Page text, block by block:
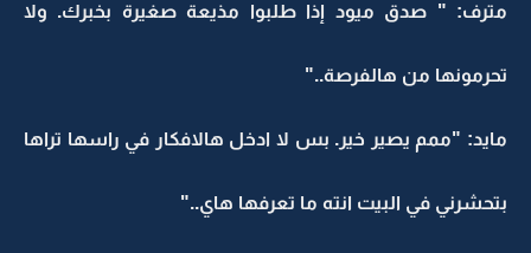
مترف: " صدق ميود إذا طلبوا مذيعة صغيرة بخبرك. ولا
تحرمونها من هالفرصة.."
مايد: "ممم يصير خير. بس لا ادخل هالافكار في راسها تراها
بتحشرني في البيت انته ما تعرفها هاي.."